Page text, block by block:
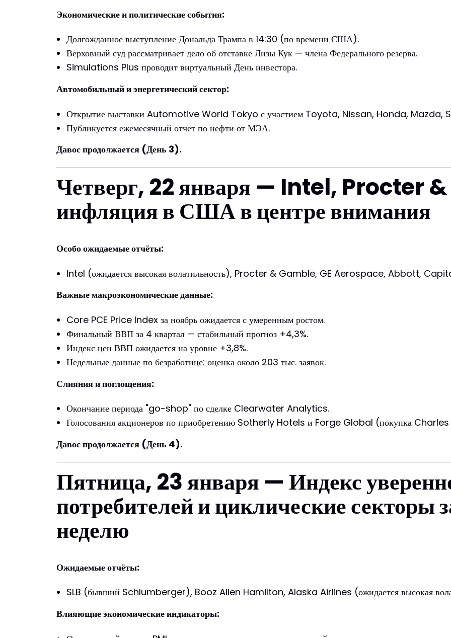
Экономические и политические события:
Долгожданное выступление Дональда Трампа в 14:30 (по времени США).
Верховный суд рассматривает дело об отставке Лизы Кук — члена Федерального резерва.
Simulations Plus проводит виртуальный День инвестора.
Автомобильный и энергетический сектор:
Открытие выставки Automotive World Tokyo с участием Toyota, Nissan, Honda, Mazda,
Публикуется ежемесячный отчет по нефти от МЭА.
Давос продолжается (День 3).
Четверг, 22 января — Intel, Procter
инфляция в США в центре внимания
Особо ожидаемые отчёты:
Intel (ожидается высокая волатильность), Procter & Gamble, GE Aerospace, Abbott,
Важные макроэкономические данные:
Core PCE Price Index за ноябрь ожидается с умеренным ростом.
Финальный ВВП за 4 квартал — стабильный прогноз +4,3%.
Индекс цен ВВП ожидается на уровне +3,8%.
Недельные данные по безработице: оценка около 203 тыс. заявок.
Слияния и поглощения:
Окончание периода "go-shop" по сделке Clearwater Analytics.
Голосования акционеров по приобретению Sotherly Hotels и Forge Global (покупка
Давос продолжается (День 4).
Пятница, 23 января — Индекс
потребителей и циклические секторы
неделю
Ожидаемые отчёты:
SLB (бывший Schlumberger), Booz Allen Hamilton, Alaska Airlines (ожидается высокая
Влияющие экономические индикаторы: